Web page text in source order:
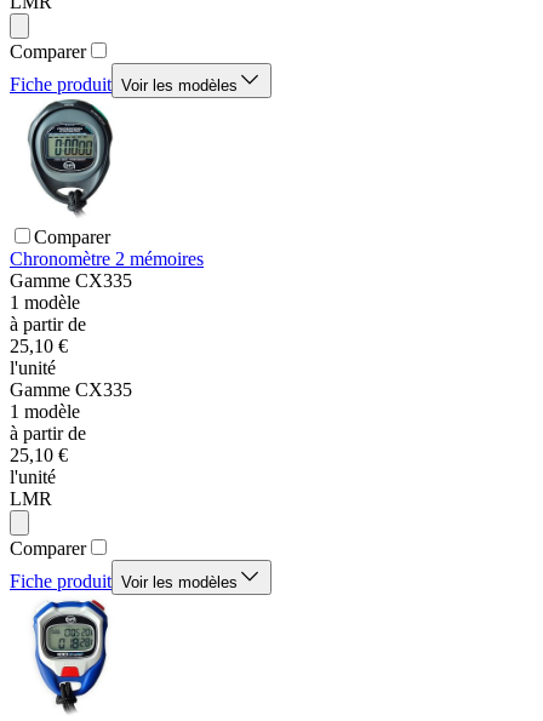
Comparer
Fiche produit Voir les modèles
Comparer
Chronomètre 2 mémoires
Gamme CX335
1 modèle
à partir de
25,10 €
l'unité
Gamme CX335
1 modèle
à partir de
25,10 €
l'unité
LMR
Comparer
Fiche produit Voir les modèles